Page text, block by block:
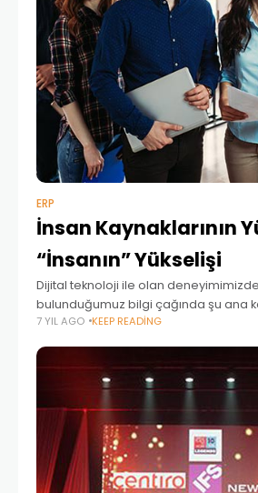
ERP
İnsan Kaynaklarının
“İnsanın” Yükselişi
Dijital teknoloji ile olan
bulunduğumuz bilgi çağında şu ana
deneyimlemediğimiz kadar büyük bir
hızlı ve daha hızlı... Bilgiye erişimde
7 YIL AGO KEEP READING